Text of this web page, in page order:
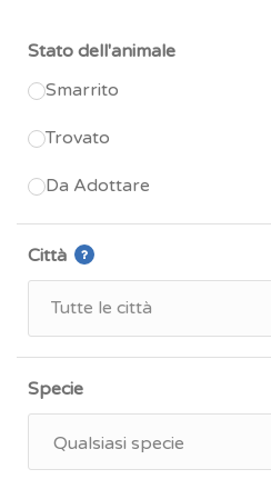
Stato dell'animale
Smarrito
Trovato
Da Adottare
Città
Specie